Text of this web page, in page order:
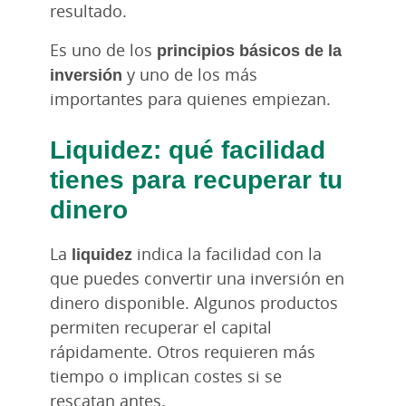
resultado.
Es uno de los principios básicos de la
inversión y uno de los más
importantes para quienes empiezan.
Liquidez: qué facilidad
tienes para recuperar tu
dinero
La liquidez indica la facilidad con la
que puedes convertir una inversión en
dinero disponible. Algunos productos
permiten recuperar el capital
rápidamente. Otros requieren más
tiempo o implican costes si se
rescatan antes.